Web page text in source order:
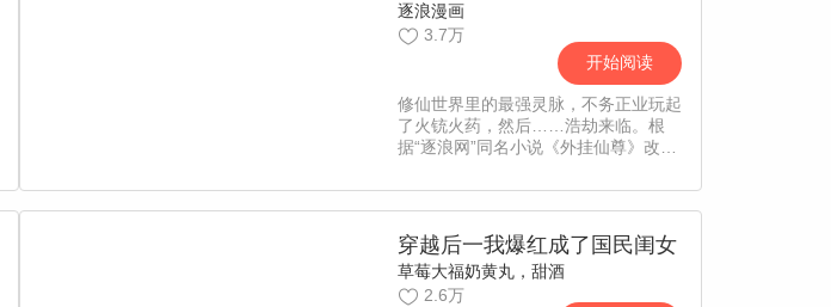
逐浪漫画
3.7万
开始阅读
修仙世界里的最强灵脉，不务正业玩起
了火铳火药，然后……浩劫来临。根
据“逐浪网”同名小说《外挂仙尊》改
穿越后一我爆红成了国民闺女
草莓大福奶黄丸，甜酒
2.6万